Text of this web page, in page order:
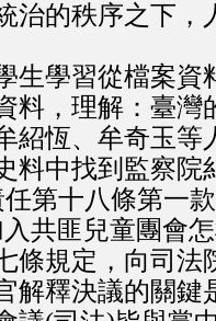
治的秩序之下
學習從檔案資
料，理解：臺
恆、牟奇玉等
料中找到監察
第十八條第一
共匪兒童團會
條規定，向司
釋決議的關